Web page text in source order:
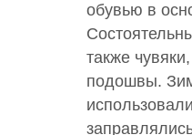
обувью в
также
подошвы.